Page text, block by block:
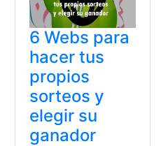
6 Webs para
hacer tus
propios
sorteos y
elegir su
ganador